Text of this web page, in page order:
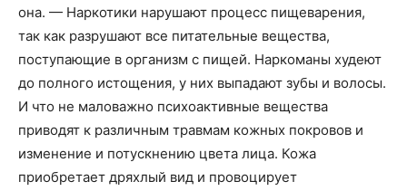
она. — Наркотики нарушают процесс пищеварения,
так как разрушают все питательные вещества,
поступающие в организм с пищей. Наркоманы худеют
до полного истощения, у них выпадают зубы и волосы.
И что не маловажно психоактивные вещества
приводят к различным травмам кожных покровов и
изменение и потускнению цвета лица. Кожа
приобретает дряхлый вид и провоцирует